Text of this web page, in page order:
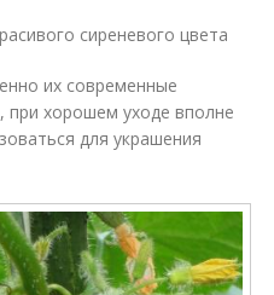
сиреневого цвета
их современные
при хорошем уходе вполне
для украшения